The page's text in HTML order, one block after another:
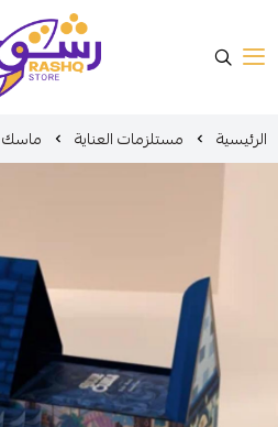
متجر رشق
الرئيسية مستلزمات العناية ماسك